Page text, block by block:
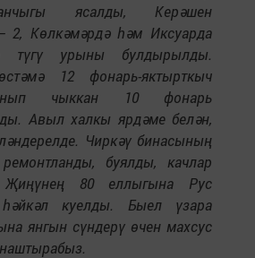
ясалды, Керәшен
2, Көлкәмәрдә һәм Иксуарда
түгү урыны булдырылды.
12 фонарь-яктырткыч
чыккан 10 фонарь
Авыл халкы ярдәме белән,
Чиркәү бинасының
буялды, качлар
Җиңүнең 80 еллыгына Рус
һәйкәл куелды. Быел үзара
янгын сүндерү өчен махсус